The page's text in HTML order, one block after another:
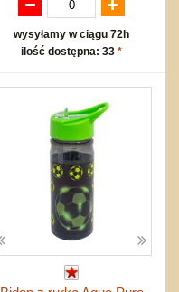
wysyłamy w ciągu 72h
ilość dostępna: 33 *